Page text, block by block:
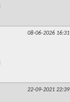
08-06-2026 16:31
22-09-2021 22:39